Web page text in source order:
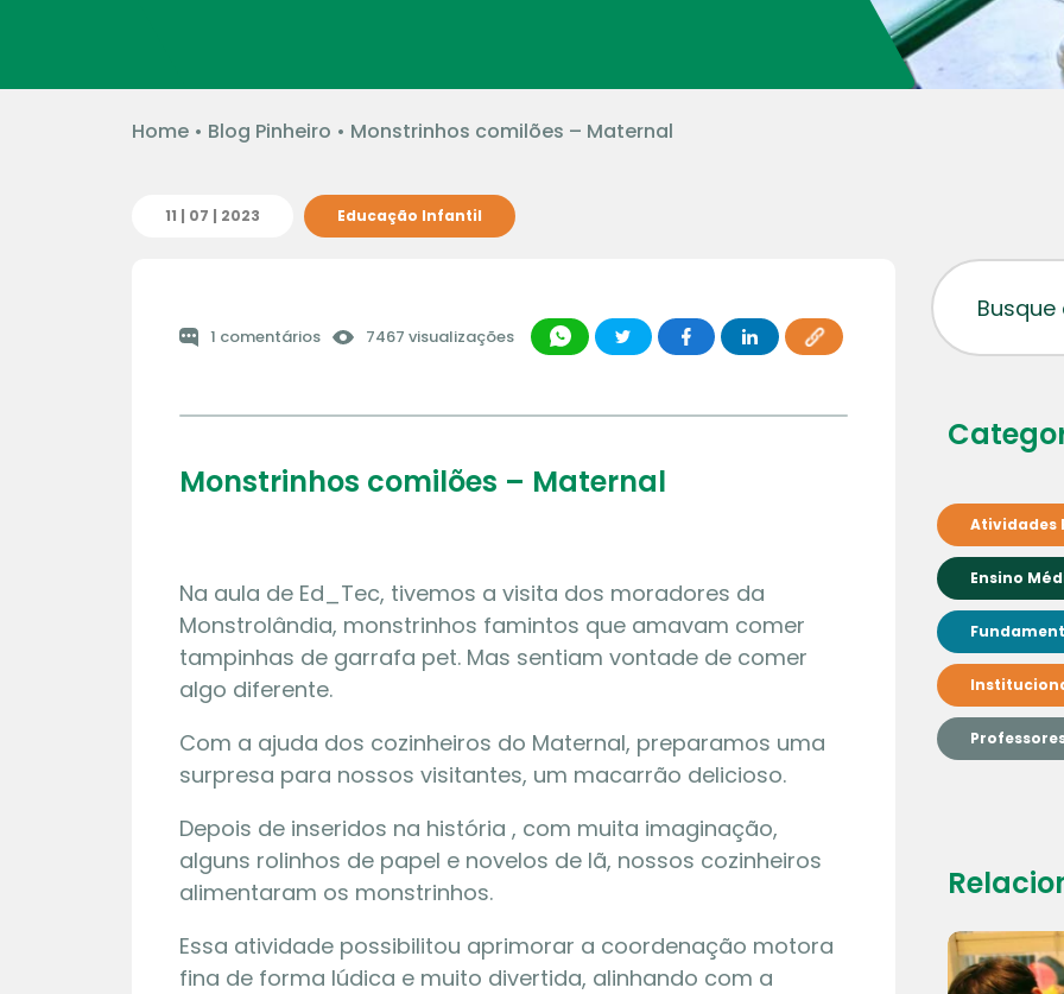
Home• Blog Pinheiro • Monstrinhos comilões – Maternal
11 | 07 | 2023 Educação Infantil
1 comentários 7467 visualizações
Monstrinhos comilões – Maternal
Na aula de Ed_Tec, tivemos a visita dos moradores da
Monstrolândia, monstrinhos famintos que amavam comer
tampinhas de garrafa pet. Mas sentiam vontade de comer
algo diferente.
Com a ajuda dos cozinheiros do Maternal, preparamos uma
surpresa para nossos visitantes, um macarrão delicioso.
Depois de inseridos na história , com muita imaginação,
alguns rolinhos de papel e novelos de lã, nossos cozinheiros
alimentaram os monstrinhos.
Essa atividade possibilitou aprimorar a coordenação motora
fina de forma lúdica e muito divertida, alinhando com a
Atividades
Ensino